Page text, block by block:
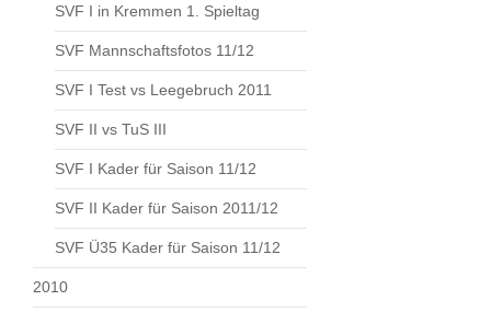
SVF I in Kremmen 1. Spieltag
SVF Mannschaftsfotos 11/12
SVF I Test vs Leegebruch 2011
SVF II vs TuS III
SVF I Kader für Saison 11/12
SVF II Kader für Saison 2011/12
SVF Ü35 Kader für Saison 11/12
2010